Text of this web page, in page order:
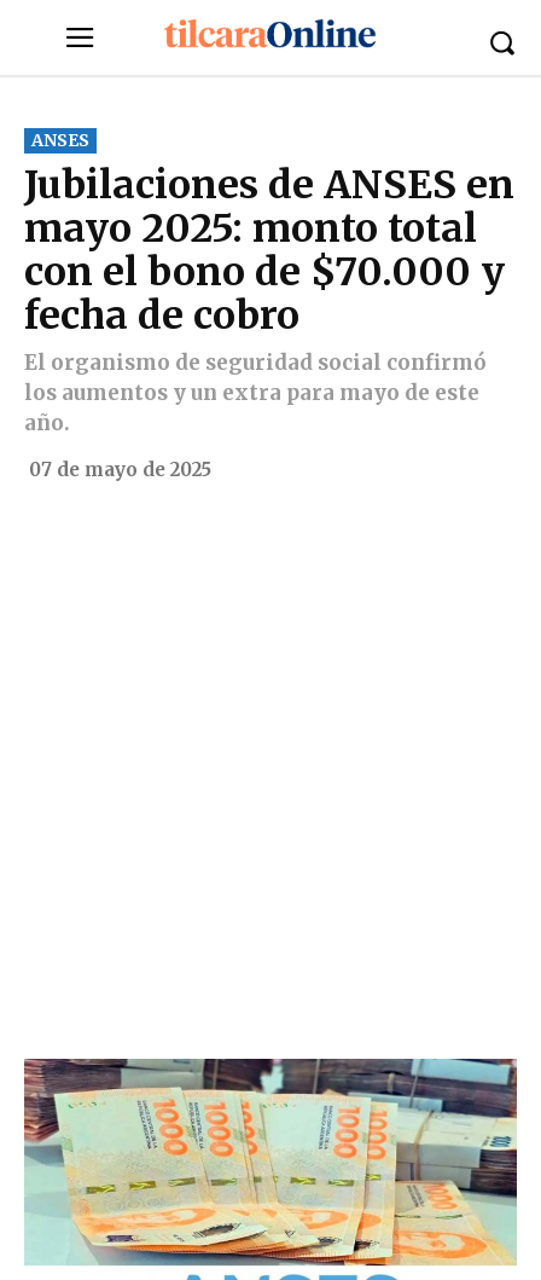
ANSES
Jubilaciones de ANSES en
mayo 2025: monto total
con el bono de $70.000 y
fecha de cobro
El organismo de seguridad social confirmó
los aumentos y un extra para mayo de este
año.
07 de mayo de 2025